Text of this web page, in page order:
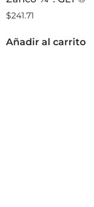
$241.71
Añadir al carrito